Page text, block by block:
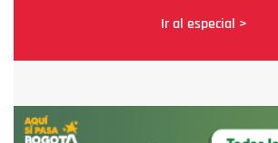
Ir al especial >